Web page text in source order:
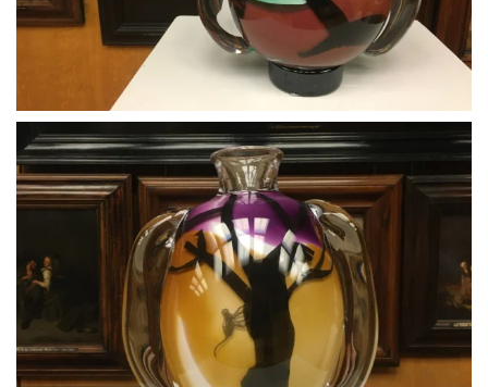
BLÄDDRA I GALLERI